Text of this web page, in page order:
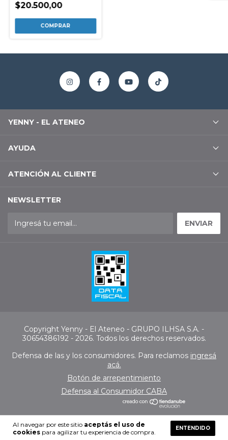
Al navegar por este sitio aceptás el uso de
cookies para agilizar tu experiencia de compra.
ENTENDIDO
$20.500,00
YENNY - EL ATENEO
AYUDA
ATENCIÓN AL CLIENTE
NEWSLETTER
Copyright Yenny - El Ateneo - GRUPO ILHSA S.A. -
30654386192 - 2026. Todos los derechos reservados.
Defensa de las y los consumidores. Para reclamos ingresá
acá.
Botón de arrepentimiento
Defensa al Consumidor CABA